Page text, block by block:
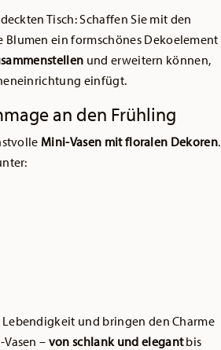
Tisch: Schaffen Sie mit den
ein formschönes Dekoelement
und erweitern können,
einfügt.
an den Frühling
Mini-Vasen mit floralen Dekoren.
und bringen den Charme
–von schlank und elegantbis